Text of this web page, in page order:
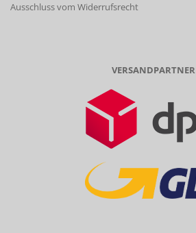
Ausschluss vom Widerrufsrecht
VERSANDPARTNER